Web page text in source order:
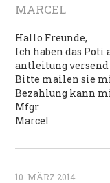
MARCEL
Hallo Freunde,
Ich haben das Poti
antleitung versend
Bitte mailen sie
Bezahlung kann
Mfgr
Marcel
10. MÄRZ 2014